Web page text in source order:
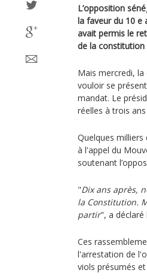
L’opposition
la faveur du 10 e
avait permis le
de la constitution
Mais mercredi,
vouloir se
mandat. Le
réelles à trois
Quelques
à l'appel du
soutenant
"Dix ans après,
la Constitution.
partir", a déclaré
Ces
l'arrestation de
viols présumés